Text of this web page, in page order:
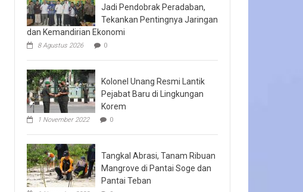
Jadi Pendobrak Peradaban,
Tekankan Pentingnya Jaringan
dan Kemandirian Ekonomi
8 Agustus 2026 0
Kolonel Unang Resmi Lantik
Pejabat Baru di Lingkungan
Korem
1 November 2022 0
Tangkal Abrasi, Tanam Ribuan
Mangrove di Pantai Soge dan
Pantai Teban